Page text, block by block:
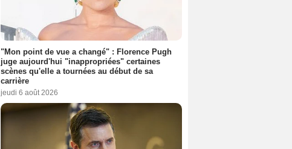
"Mon point de vue a changé" : Florence Pugh
juge aujourd'hui "inappropriées" certaines
scènes qu'elle a tournées au début de sa
carrière
jeudi 6 août 2026